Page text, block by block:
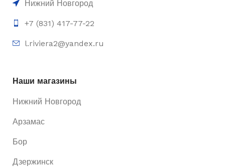
Нижний Новгород
+7 (831) 417-77-22
l.riviera2@yandex.ru
Наши магазины
Нижний Новгород
Арзамас
Бор
Дзержинск